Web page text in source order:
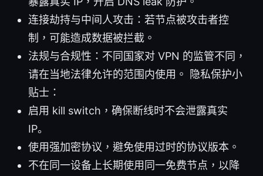
连接劫持与中间人攻击：若节点被攻击者控
制，可能造成数据被拦截。
法规与合规性：不同国家对 VPN 的监管不同，
请在当地法律允许的范围内使用。 隐私保护小
贴士：
启用 kill switch，确保断线时不会泄露真实
IP。
使用强加密协议，避免使用过时的协议版本。
不在同一设备上长期使用同一免费节点，以降